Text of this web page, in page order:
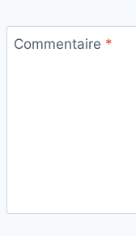
Commentaire *